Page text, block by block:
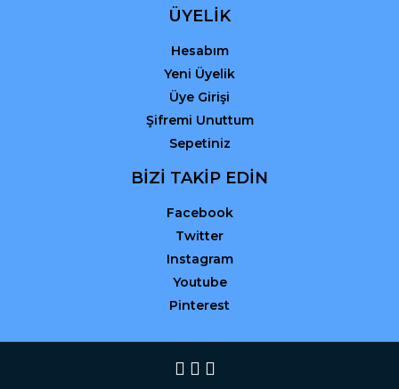
ÜYELİK
Hesabım
Yeni Üyelik
Üye Girişi
Şifremi Unuttum
Sepetiniz
BİZİ TAKİP EDİN
Facebook
Twitter
Instagram
Youtube
Pinterest